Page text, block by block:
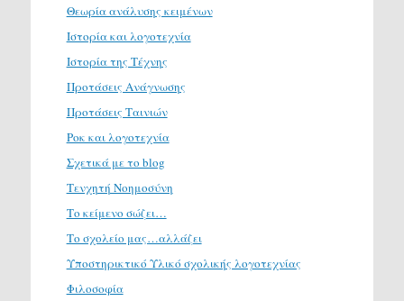
Θεωρία ανάλυσης κειμένων
Ιστορία και λογοτεχνία
Ιστορία της Τέχνης
Προτάσεις Ανάγνωσης
Προτάσεις Ταινιών
Ροκ και λογοτεχνία
Σχετικά με το blog
Τενχητή Νοημοσύνη
Το κείμενο σώζει…
Το σχολείο μας…αλλάζει
Υποστηρικτικό Υλικό σχολικής λογοτεχνίας
Φιλοσοφία